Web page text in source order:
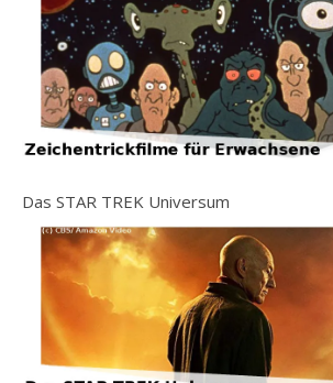
Das STAR TREK Universum